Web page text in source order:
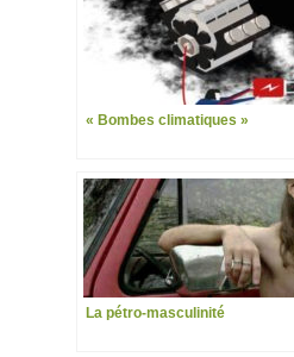
« Bombes climatiques »
La pétro-masculinité